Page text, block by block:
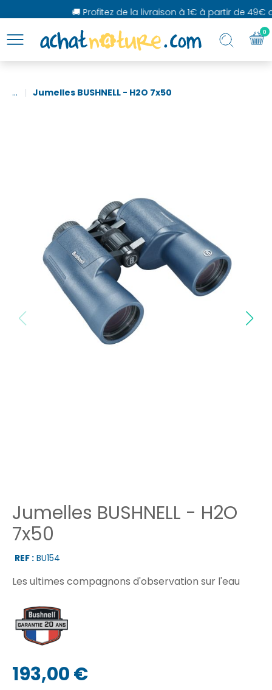
🚚 Profitez de la livraison à 1€ à partir de 49€
... Jumelles BUSHNELL - H2O 7x50
Jumelles BUSHNELL - H2O
7x50
REF : BU154
Les ultimes compagnons d'observation sur l'eau
193,00 €
0